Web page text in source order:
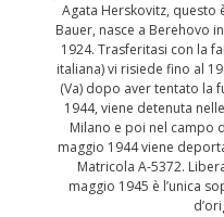
Agata Herskovitz, questo
Bauer, nasce a Berehovo
1924. Trasferitasi con la
italiana) vi risiede fino al
(Va) dopo aver tentato la
1944, viene detenuta
Milano e poi nel campo
maggio 1944 viene
Matricola A-5372.
maggio 1945 è l’unica